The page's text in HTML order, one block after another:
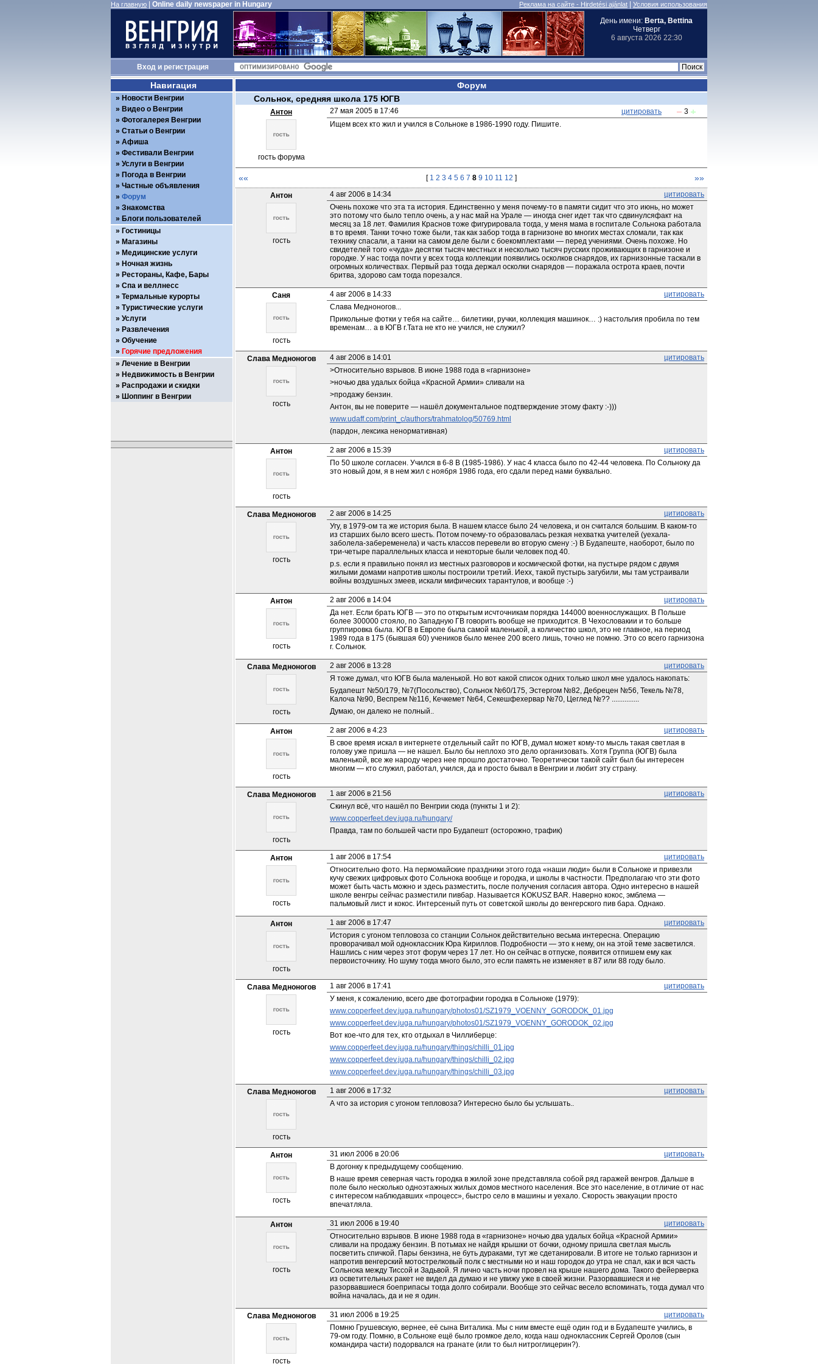
На главную Online daily newspaper in Hungary Реклама на сайте - Hirdetési ajánlat Условия использования
День имени: Berta, Bettina
Четверг
6 августа 2026 22:30
Входи регистрация
Форум
Сольнок, средняя школа 175 ЮГВ
Антон
гость форума
27 мая 2005 в 17:46 цитировать
3
Ищем всех кто жил и учился в Сольноке в 1986-1990 году. Пишите.
«« [ 1 2 3 4 5 6 7 8 9 10 11 12 ] »»
Антон
гость
4 авг 2006 в 14:34
цитировать
Очень похоже что эта та история. Единственно у меня почему-то в памяти сидит что это июнь, но может
это потому что было тепло очень, а у нас май на Урале — иногда снег идет так что сдвинулсяфакт на
месяц за 18 лет. Фамилия Краснов тоже фигурировала тогда, у меня мама в госпитале Сольнока работала
в то время. Танки точно тоже были, так как забор тогда в гарнизоне во многих местах сломали, так как
технику спасали, а танки на самом деле были с боекомплектами — перед учениями. Очень похоже. Но
свидетелей того «чуда» десятки тысяч местных и несколько тысяч русских проживающих в гарнизоне и
городке. У нас тогда почти у всех тогда коллекции появились осколков снарядов, их гарнизонные таскали в
огромных количествах. Первый раз тогда держал осколки снарядов — поражала острота краев, почти
бритва, здорово сам тогда порезался.
Саня
гость
4 авг 2006 в 14:33
цитировать
Слава Медноногов...
Прикольные фотки у тебя на сайте… билетики, ручки, коллекция машинок… :) настольгия пробила по тем
временам… а в ЮГВ г.Тата не кто не учился, не служил?
Слава Медноногов
гость
4 авг 2006 в 14:01
цитировать
>Относительно взрывов. В июне 1988 года в «гарнизоне»
>ночью два удалых бойца «Красной Армии» сливали на
>продажу бензин.
Антон, вы не поверите — нашёл документальное подтверждение этому факту :-)))
www.udaff.com/print_c/authors/trahmatolog/50769.html
(пардон, лексика ненормативная)
Антон
гость
2 авг 2006 в 15:39
цитировать
По 50 школе согласен. Учился в 6-8 В (1985-1986). У нас 4 класса было по 42-44 человека. По Сольноку да
это новый дом, я в нем жил с ноября 1986 года, его сдали перед нами буквально.
Слава Медноногов
гость
2 авг 2006 в 14:25
цитировать
Угу, в 1979-ом та же история была. В нашем классе было 24 человека, и он считался большим. В каком-то
из старших было всего шесть. Потом почему-то образовалась резкая нехватка учителей (уехала-
заболела-забеременела) и часть классов перевели во вторую смену :-) В Будапеште, наоборот, было по
три-четыре параллельных класса и некоторые были человек под 40.
p.s. если я правильно понял из местных разговоров и космической фотки, на пустыре рядом с двумя
жилыми домами напротив школы построили третий. Иехх, такой пустырь загубили, мы там устраивали
войны воздушных змеев, искали мифических тарантулов, и вообще :-)
Антон
гость
2 авг 2006 в 14:04
цитировать
Да нет. Если брать ЮГВ — это по открытым исчточникам порядка 144000 военнослужащих. В Польше
более 300000 стояло, по Западную ГВ говорить вообще не приходится. В Чехословакии и то больше
группировка была. ЮГВ в Европе была самой маленькой, а количество школ, это не главное, на период
1989 года в 175 (бывшая 60) учеников было менее 200 всего лишь, точно не помню. Это со всего гарнизона
г. Сольнок.
Слава Медноногов
гость
2 авг 2006 в 13:28
цитировать
Я тоже думал, что ЮГВ была маленькой. Но вот какой список одних только школ мне удалось накопать:
Будапешт №50/179, №7(Посольство), Сольнок №60/175, Эстергом №82, Дебрецен №56, Текель №78,
Калоча №90, Веспрем №116, Кечкемет №64, Секешфехервар №70, Цеглед №?? ...............
Думаю, он далеко не полный..
Антон
гость
2 авг 2006 в 4:23
цитировать
В свое время искал в интернете отдельный сайт по ЮГВ, думал может кому-то мысль такая светлая в
голову уже пришла — не нашел. Было бы неплохо это дело организовать. Хотя Группа (ЮГВ) была
маленькой, все же народу через нее прошло достаточно. Теоретически такой сайт был бы интересен
многим — кто служил, работал, учился, да и просто бывал в Венгрии и любит эту страну.
Слава Медноногов
гость
1 авг 2006 в 21:56
цитировать
Скинул всё, что нашёл по Венгрии сюда (пункты 1 и 2):
www.copperfeet.dev.juga.ru/hungary/
Правда, там по большей части про Будапешт (осторожно, трафик)
Антон
гость
1 авг 2006 в 17:54
цитировать
Относительно фото. На пермомайские праздники этого года «наши люди» были в Сольноке и привезли
кучу свежих цифровых фото Сольнока вообще и городка, и школы в частности. Предполагаю что эти фото
может быть часть можно и здесь разместить, после получения согласия автора. Одно интересно в нашей
школе венгры сейчас разместили пивбар. Называется KOKUSZ BAR. Наверно кокос, эмблема —
пальмовый лист и кокос. Интерсеный путь от советской школы до венгерского пив бара. Однако.
Антон
гость
1 авг 2006 в 17:47
цитировать
История с угоном тепловоза со станции Сольнок действительно весьма интересна. Операцию
проворачивал мой одноклассник Юра Кириллов. Подробности — это к нему, он на этой теме засветился.
Нашлись с ним через этот форум через 17 лет. Но он сейчас в отпуске, появится отпишем ему как
первоисточнику. Но шуму тогда много было, это если память не изменяет в 87 или 88 году было.
Слава Медноногов
гость
1 авг 2006 в 17:41
цитировать
У меня, к сожалению, всего две фотографии городка в Сольноке (1979):
www.copperfeet.dev.juga.ru/hungary/photos01/SZ1979_VOENNY_GORODOK_01.jpg
www.copperfeet.dev.juga.ru/hungary/photos01/SZ1979_VOENNY_GORODOK_02.jpg
Вот кое-что для тех, кто отдыхал в Чиллиберце:
www.copperfeet.dev.juga.ru/hungary/things/chilli_01.jpg
www.copperfeet.dev.juga.ru/hungary/things/chilli_02.jpg
www.copperfeet.dev.juga.ru/hungary/things/chilli_03.jpg
Слава Медноногов
гость
1 авг 2006 в 17:32
цитировать
А что за история с угоном тепловоза? Интересно было бы услышать..
Антон
гость
31 июл 2006 в 20:06
цитировать
В догонку к предыдущему сообщению.
В наше время северная часть городка в жилой зоне представляла собой ряд гаражей венгров. Дальше в
поле было несколько одноэтажных жилых домов местного населения. Все это население, в отличие от нас
с интересом наблюдавших «процесс», быстро село в машины и уехало. Скорость эвакуации просто
впечатляла.
Антон
гость
31 июл 2006 в 19:40
цитировать
Относительно взрывов. В июне 1988 года в «гарнизоне» ночью два удалых бойца «Красной Армии»
сливали на продажу бензин. В потьмах не найдя крышки от бочки, одному пришла светлая мысль
посветить спичкой. Пары бензина, не буть дураками, тут же сдетанировали. В итоге не только гарнизон и
напротив венгерский мотострелковый полк с местными но и наш городок до утра не спал, как и вся часть
Сольнока между Тиссой и Задьвой. Я лично часть ночи провел на крыше нашего дома. Такого фейерверка
из осветительных ракет не видел да думаю и не увижу уже в своей жизни. Разорвавшиеся и не
разорвавшиеся боеприпасы тогда долго собирали. Вообще это сейчас весело вспоминать, тогда думал что
война началась, да и не я один.
Слава Медноногов
гость
31 июл 2006 в 19:25
цитировать
Помню Грушевскую, вернее, её сына Виталика. Мы с ним вместе ещё один год и в Будапеште учились, в
79-ом году. Помню, в Сольноке ещё было громкое дело, когда наш одноклассник Сергей Оролов (сын
командира части) подорвался на гранате (или то был нитроглицерин?).
Навигация
Новости Венгрии
Видео о Венгрии
Фотогалерея Венгрии
Статьи о Венгрии
Афиша
Фестивали Венгрии
Услуги в Венгрии
Погода в Венгрии
Частные объявления
Форум
Знакомства
Блоги пользователей
Гостиницы
Магазины
Медицинские услуги
Ночная жизнь
Рестораны, Кафе, Бары
Спа и веллнесс
Термальные курорты
Туристические услуги
Услуги
Развлечения
Обучение
Горячие предложения
Лечение в Венгрии
Недвижимость в Венгрии
Распродажи и скидки
Шоппинг в Венгрии